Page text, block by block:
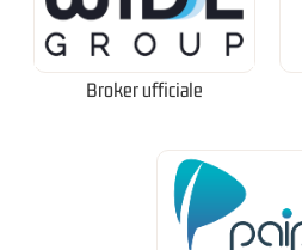
Broker ufficiale